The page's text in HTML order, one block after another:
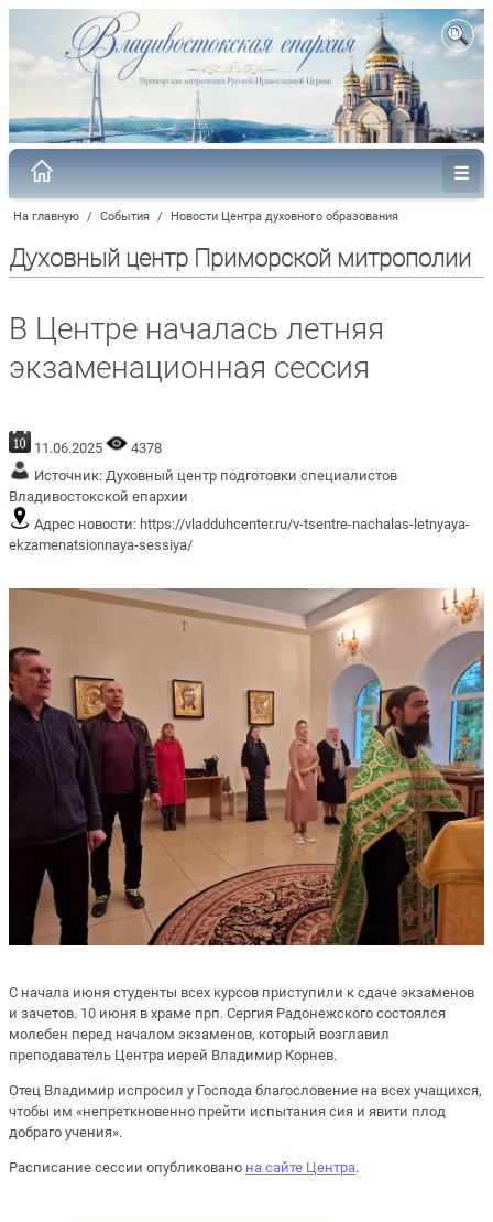
На главную / События / Новости Центра духовного образования
Духовный центр Приморской митрополии
В Центре началась летняя
экзаменационная сессия
11.06.2025
4378
Источник: Духовный центр подготовки специалистов
Владивостокской епархии
Адрес новости: https://vladduhcenter.ru/v-tsentre-nachalas-letnyaya-
ekzamenatsionnaya-sessiya/
С начала июня студенты всех курсов приступили к сдаче экзаменов
и зачетов. 10 июня в храме прп. Сергия Радонежского состоялся
молебен перед началом экзаменов, который возглавил
преподаватель Центра иерей Владимир Корнев.
Отец Владимир испросил у Господа благословение на всех учащихся,
чтобы им «непреткновенно прейти испытания сия и явити плод
добраго учения».
Расписание сессии опубликовано на сайте Центра.